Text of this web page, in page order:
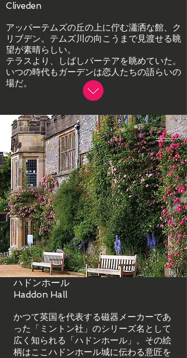
Cliveden
アッパーテムズの丘の上に佇む瀟洒な館、ク
リブデン。 テムズ川の向こうまで見渡せる眺
望が素晴らしい。
テラスより、しばしパーテアを眺めていた。
いつの時代もガーデンは恋人たちの語らいの
場だ。
ハドンホール
Haddon Hall
かつて英国を代表する磁器メーカーであ
った「ミントン社」のシリーズ名として
広く知られる「ハドンホール」。その絵
柄はここハドンホール城に伝わる意匠を